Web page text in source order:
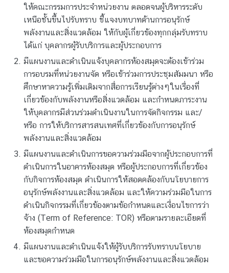
ให้คณะกรรมการประจำหน่วยงาน ตลอดจนผู้บริหารระดับ
เหนือชั้นขึ้นไปรับทราบ ชี้แจงบทบาทด้านการอนุรักษ์
พลังงานและสิ่งแวดล้อม ให้กับผู้เกี่ยวข้องทุกกลุ่มรับทราบ
ได้แก่ บุคลากรผู้รับบริการและผู้ประกอบการ
มีแผนงานและดำเนินแจ้งบุคลากรห้องสมุดจะต้องเข้าร่วม
การอบรมที่หน่วยงานจัด หรือเข้าร่วมการประชุมสัมมนา หรือ
ศึกษาหาความรู้เพิ่มเติมจากสื่อการเรียนรู้ต่างๆในเรื่องที่
เกี่ยวข้องกับพลังงานหรือสิ่งแวดล้อม และกำหนดภาระงาน
ให้บุคลากรมีส่วนร่วมดำเนินงานในการจัดกิจกรรม และ/
หรือ การให้บริการสารสนเทศที่เกี่ยวข้องกับการอนุรักษ์
พลังงานและสิ่งแวดล้อม
มีแผนงานและดำเนินการขอความร่วมมือจากผู้ประกอบการที่
ดำเนินการในอาคารห้องสมุด หรือผู้ประกอบการที่เกี่ยวข้อง
กับกิจการห้องสมุด ดำเนินการให้สอดคล้องกับนโยบายการ
อนุรักษ์พลังงานและสิ่งแวดล้อม และให้ความร่วมมือในการ
ดำเนินกิจกรรมที่เกี่ยวข้องตามข้อกำหนดและเงื่อนไขการว่า
จ้าง (Term of Reference: TOR) หรือตามรายละเอียดที่
ห้องสมุดกำหนด
มีแผนงานและดำเนินแจ้งให้ผู้รับบริการรับทราบนโยบาย
และขอความร่วมมือในการอนุรักษ์พลังงานและสิ่งแวดล้อม